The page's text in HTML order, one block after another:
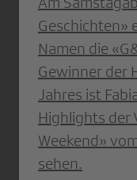
Geschichten»
Namen die
Gewinner der
Jahres ist
Highlights der
Weekend»
sehen.